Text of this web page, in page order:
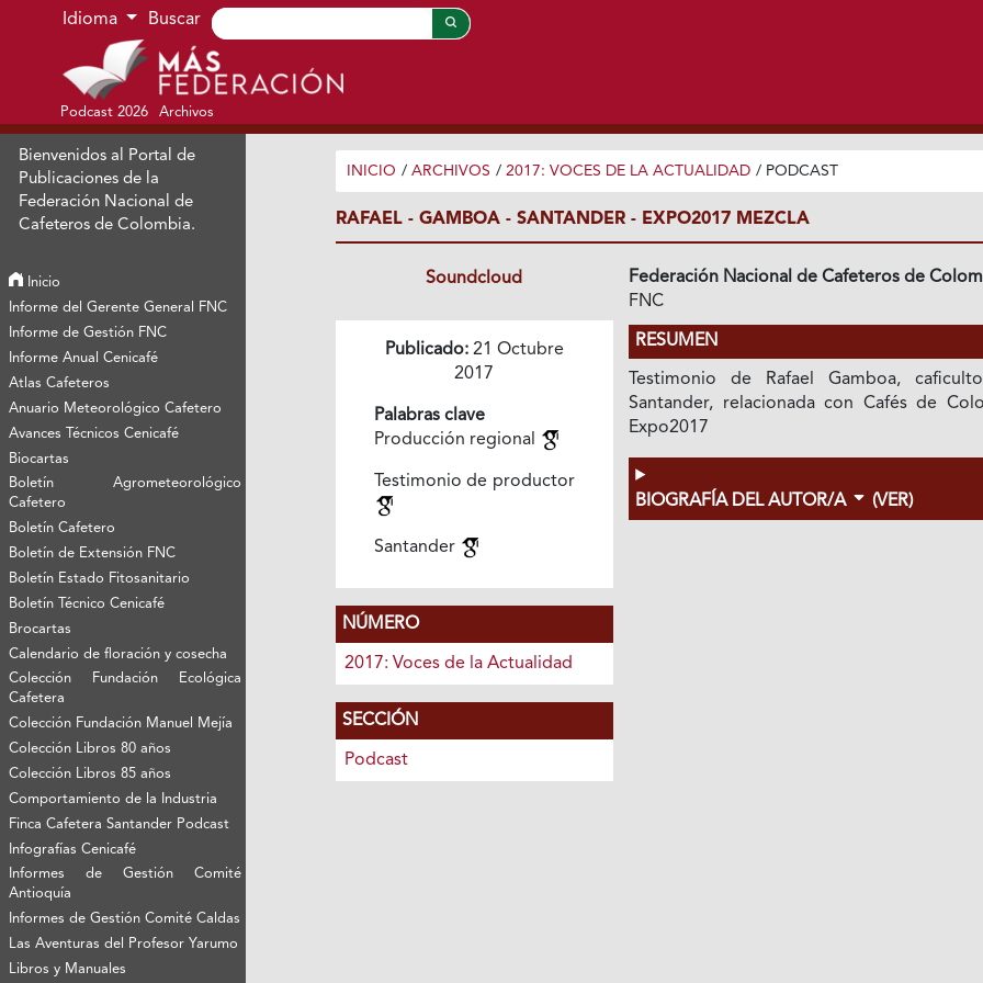
Ir al menú de navegación principal
Ir al contenido principal
Ir al pie de página del sitio
Idioma Buscar
Podcast 2026 Archivos
Bienvenidos al Portal de
Publicaciones de la
Federación Nacional de
Cafeteros de Colombia.
Inicio
Informe del Gerente General FNC
Informe de Gestión FNC
Informe Anual Cenicafé
Atlas Cafeteros
Anuario Meteorológico Cafetero
Avances Técnicos Cenicafé
Biocartas
Boletín Agrometeorológico
Cafetero
Boletín Cafetero
Boletín de Extensión FNC
Boletín Estado Fitosanitario
Boletín Técnico Cenicafé
Brocartas
Calendario de floración y cosecha
Colección Fundación Ecológica
Cafetera
Colección Fundación Manuel Mejía
Colección Libros 80 años
Colección Libros 85 años
Comportamiento de la Industria
Finca Cafetera Santander Podcast
Infografías Cenicafé
Informes de Gestión Comité
Antioquía
Informes de Gestión Comité Caldas
Las Aventuras del Profesor Yarumo
Libros y Manuales
INICIO / ARCHIVOS / 2017: VOCES DE LA ACTUALIDAD / PODCAST
RAFAEL - GAMBOA - SANTANDER - EXPO2017 MEZCLA
Soundcloud
Publicado:21 Octubre
2017
Palabras clave
Producción regional
Testimonio de productor
Santander
NÚMERO
2017: Voces de la Actualidad
SECCIÓN
Podcast
Federación Nacional de Cafeteros de
FNC
RESUMEN
Testimonio de Rafael Gamboa,
Santander, relacionada con Cafés de
Expo2017
BIOGRAFÍA DEL AUTOR/A (VER)